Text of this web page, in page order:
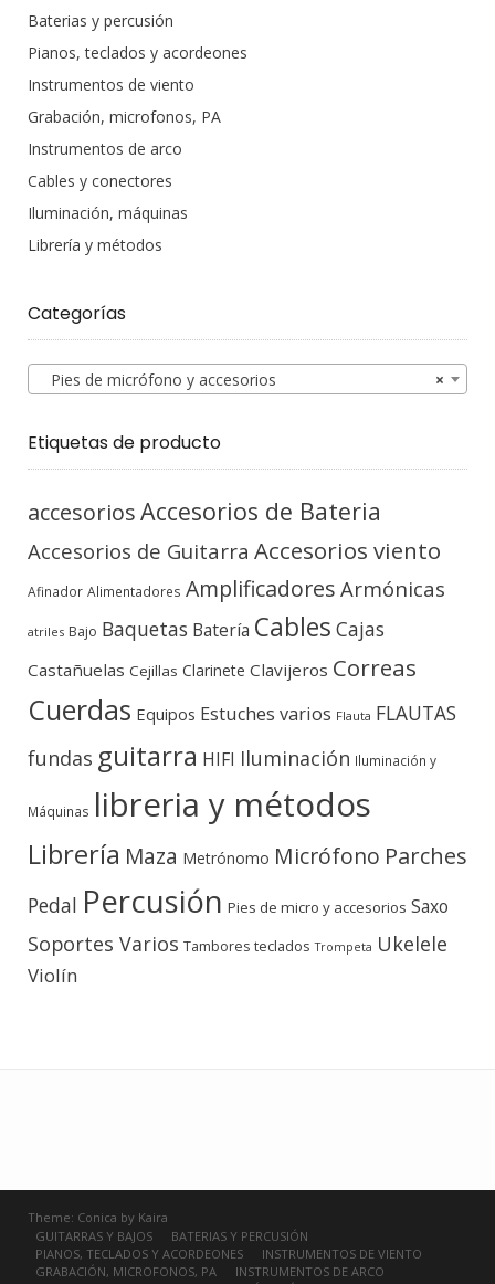
Baterias y percusión
Pianos, teclados y acordeones
Instrumentos de viento
Grabación, microfonos, PA
Instrumentos de arco
Cables y conectores
Iluminación, máquinas
Librería y métodos
Categorías
×
Pies de micrófono y accesorios
Etiquetas de producto
accesoriosAccesorios de Bateria
Accesorios de Guitarra Accesorios viento
Afinador Alimentadores Amplificadores Armónicas
atriles Bajo Baquetas Batería Cables Cajas
Castañuelas Cejillas Clarinete Clavijeros Correas
Cuerdas Equipos Estuches varios Flauta FLAUTAS
fundas guitarra HIFI Iluminación Iluminación y
Máquinas libreria y métodos
Librería Maza Metrónomo Micrófono Parches
Pedal Percusión Pies de micro y accesorios Saxo
Soportes Varios Tambores teclados Trompeta Ukelele
Violín
Theme: Conica by Kaira
GUITARRAS Y BAJOS
BATERIAS Y PERCUSIÓN
PIANOS, TECLADOS Y ACORDEONES
INSTRUMENTOS DE VIENTO
GRABACIÓN, MICROFONOS, PA
INSTRUMENTOS DE ARCO